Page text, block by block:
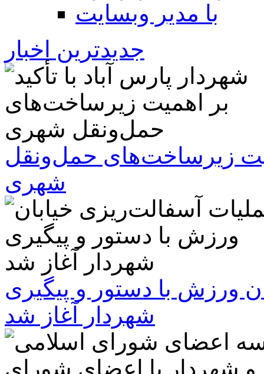
با مدیر وبسایت
جدیدترین اخبار
زیرساخت‌های حمل‌ونقل
شهری
ورزش با دستور و پیگیری
شهردار آغاز شد